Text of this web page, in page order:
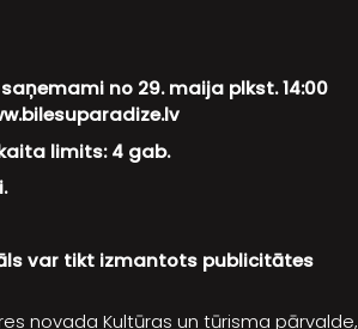
no 29. maija plkst. 14:00
limits: 4 gab.
var tikt izmantots publicitātes
novada Kultūras un tūrisma pārvalde,